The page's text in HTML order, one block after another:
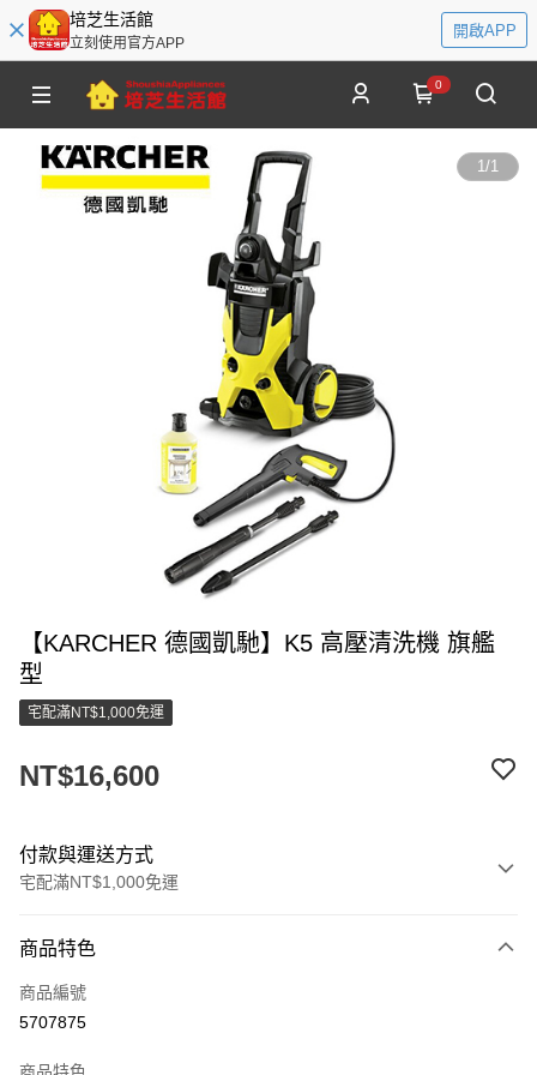
培芝生活館
立刻使用官方APP
開啟APP
0
1/1
【KARCHER 德國凱馳】K5 高壓清洗機 旗艦
型
宅配滿NT$1,000免運
NT$16,600
付款與運送方式
宅配滿NT$1,000免運
信用卡一次付款
LINE Pay
商品特色
商品編號
5707875